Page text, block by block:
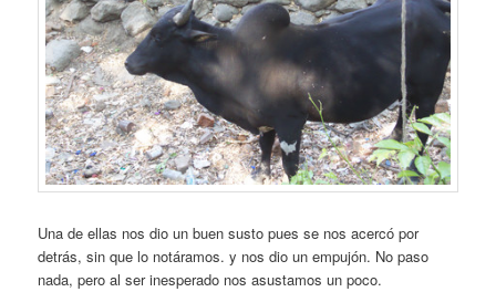
Una de ellas nos dio un buen susto pues se nos acercó por
detrás, sin que lo notáramos. y nos dio un empujón. No paso
nada, pero al ser inesperado nos asustamos un poco.